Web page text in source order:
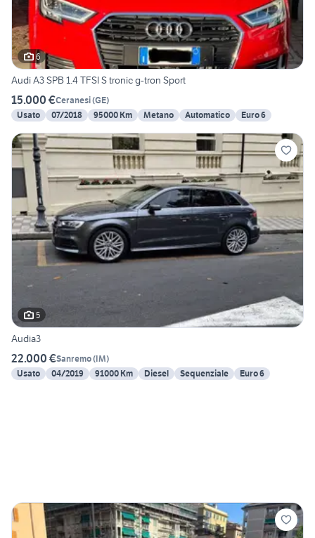
6
Audi A3 SPB 1.4 TFSI S tronic g-tron Sport
15.000 €Ceranesi(GE)
Usato
07/2018 95000 Km Metano Automatico Euro 6
5
Audia3
22.000 €Sanremo(IM)
Usato
04/2019 91000 Km Diesel Sequenziale Euro 6